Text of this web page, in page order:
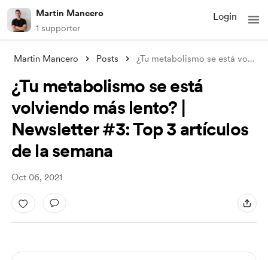
Martin Mancero
1 supporter
Login
Martin Mancero Posts ¿Tu metabolismo se está volviendo más le
¿Tu metabolismo se está
volviendo más lento? |
Newsletter #3: Top 3 artículos
de la semana
Oct 06, 2021